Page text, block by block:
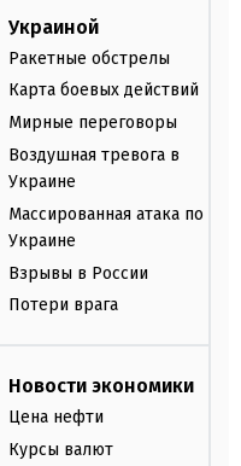
Украиной
Ракетные обстрелы
Карта боевых действий
Мирные переговоры
Воздушная тревога в
Украине
Массированная атака по
Украине
Взрывы в России
Потери врага
Новости экономики
Цена нефти
Курсы валют